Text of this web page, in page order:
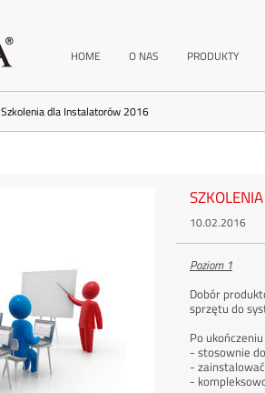
HOME O NAS PRODUKTY
Szkolenia dla Instalatorów 2016
10.02.2016
Poziom 1
Dobór
sprzętu do
Po
- stosownie
-
-